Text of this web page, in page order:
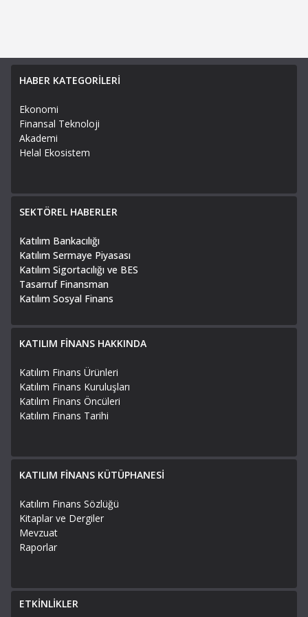
HABER KATEGORİLERİ
Ekonomi
Finansal Teknoloji
Akademi
Helal Ekosistem
SEKTÖREL HABERLER
Katılım Bankacılığı
Katılım Sermaye Piyasası
Katılım Sigortacılığı ve BES
Tasarruf Finansman
Katılım Sosyal Finans
KATILIM FİNANS HAKKINDA
Katılım Finans Ürünleri
Katılım Finans Kuruluşları
Katılım Finans Öncüleri
Katılım Finans Tarihi
KATILIM FİNANS KÜTÜPHANESİ
Katılım Finans Sözlüğü
Kitaplar ve Dergiler
Mevzuat
Raporlar
ETKİNLİKLER